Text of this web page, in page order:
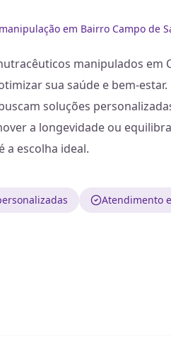
em Bairro Campo de
manipulados em
sua saúde e bem-
soluções
a longevidade ou
a escolha ideal.
Atendimento